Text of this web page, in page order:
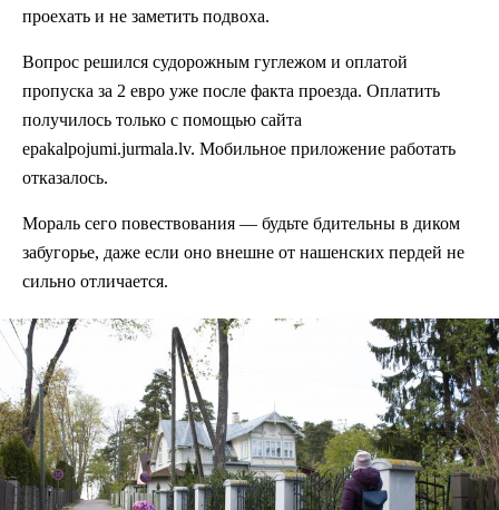
проехать и не заметить подвоха.
Вопрос решился судорожным гуглежом и оплатой
пропуска за 2 евро уже после факта проезда. Оплатить
получилось только с помощью сайта
epakalpojumi.jurmala.lv. Мобильное приложение работать
отказалось.
Мораль сего повествования — будьте бдительны в диком
забугорье, даже если оно внешне от нашенских пердей не
сильно отличается.